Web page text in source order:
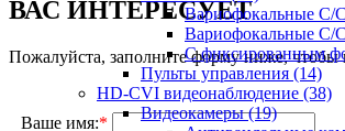
Вариофокальные C/
Вариофокальные C/
С фиксированным
Пульты управления (14)
HD-CVI видеонаблюдение (38)
Видеокамеры(19)
ВАС ИНТЕРЕСУЕТ
Пожалуйста, заполните форму ниже, чтобы
Ваше имя:*